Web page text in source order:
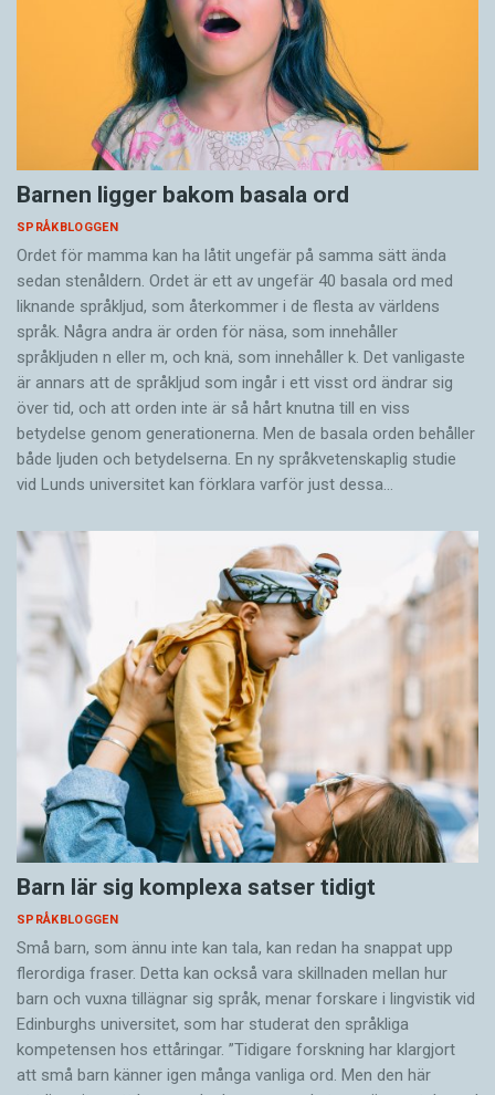
Barnen ligger bakom basala ord
SPRÅKBLOGGEN
Ordet för mamma kan ha låtit ungefär på samma sätt ända
sedan stenåldern. Ordet är ett av ungefär 40 basala ord med
liknande språkljud, som återkommer i de flesta av världens
språk. Några andra är orden för näsa, som innehåller
språkljuden n eller m, och knä, som innehåller k. Det vanligaste
är annars att de språkljud som ingår i ett visst ord ändrar sig
över tid, och att orden inte är så hårt knutna till en viss
betydelse genom generationerna. Men de basala orden behåller
både ljuden och betydelserna. En ny språkvetenskaplig studie
vid Lunds universitet kan förklara varför just dessa…
Barn lär sig komplexa satser tidigt
SPRÅKBLOGGEN
Små barn, som ännu inte kan tala, kan redan ha snappat upp
flerordiga fraser. Detta kan också vara skillnaden mellan hur
barn och vuxna tillägnar sig språk, menar forskare i lingvistik vid
Edinburghs universitet, som har studerat den språkliga
kompetensen hos ettåringar. ”Tidigare forskning har klargjort
att små barn känner igen många vanliga ord. Men den här